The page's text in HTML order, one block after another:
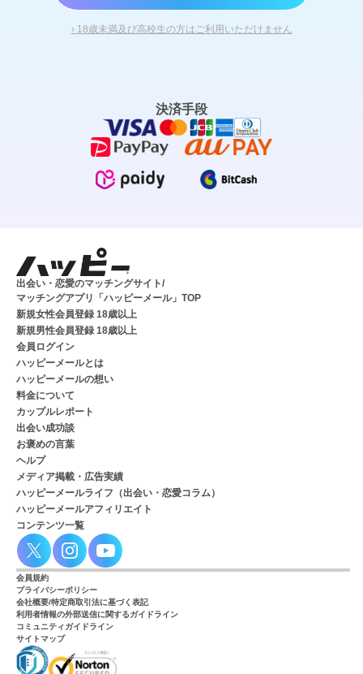
› 18歳未満及び高校生の方はご利用いただけません
決済手段
出会い・恋愛のマッチングサイト/
マッチングアプリ「ハッピーメール」TOP
新規女性会員登録 18歳以上
新規男性会員登録 18歳以上
会員ログイン
ハッピーメールとは
ハッピーメールの想い
料金について
カップルレポート
出会い成功談
お褒めの言葉
ヘルプ
メディア掲載・広告実績
ハッピーメールライフ（出会い・恋愛コラム）
ハッピーメールアフィリエイト
コンテンツ一覧
会員規約
プライバシーポリシー
会社概要/特定商取引法に基づく表記
利用者情報の外部送信に関するガイドライン
コミュニティガイドライン
サイトマップ